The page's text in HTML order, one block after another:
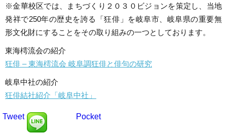
※金華校区では、まちづくり２０３０ビジョンを策定し、当地
発祥で250年の歴史を誇る「狂俳」を岐阜市、岐阜県の重要無
形文化財にすることをその取り組みの一つとしております。
東海樗流会の紹介
狂俳 – 東海樗流会 岐阜調狂俳と俳句の研究
岐阜中社の紹介
狂俳結社紹介「岐阜中社」
Tweet Pocket